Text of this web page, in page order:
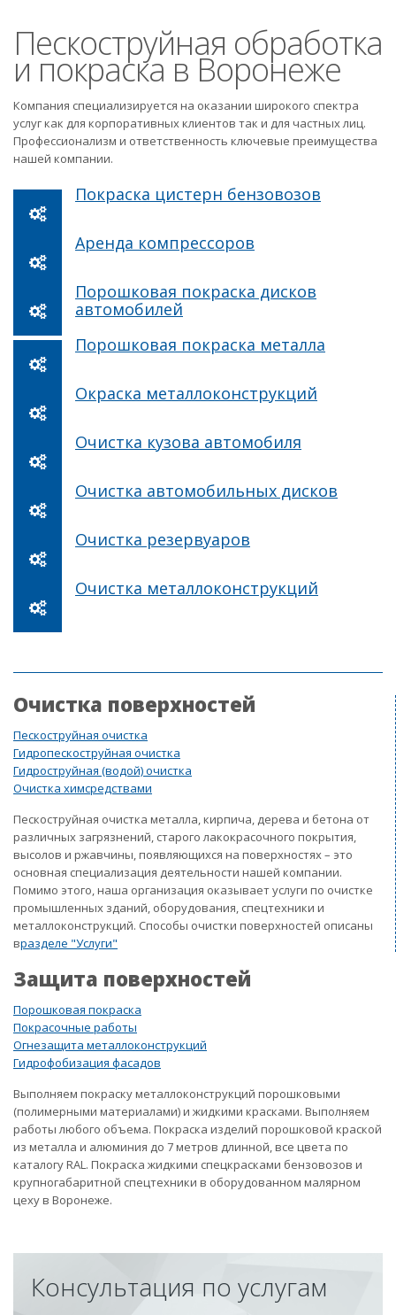
Пескоструйная обработка
и покраска в Воронеже
Компания специализируется на оказании широкого спектра
услуг как для корпоративных клиентов так и для частных лиц.
Профессионализм и ответственность ключевые преимущества
нашей компании.
Покраска цистерн бензовозов
Аренда компрессоров
Порошковая покраска дисков
автомобилей
Порошковая покраска металла
Окраска металлоконструкций
Очистка кузова автомобиля
Очистка автомобильных дисков
Очистка резервуаров
Очистка металлоконструкций
Очистка поверхностей
Пескоструйная очистка
Гидропескоструйная очистка
Гидроструйная (водой) очистка
Очистка химсредствами
Пескоструйная очистка металла, кирпича, дерева и бетона от
различных загрязнений, старого лакокрасочного покрытия,
высолов и ржавчины, появляющихся на поверхностях – это
основная специализация деятельности нашей компании.
Помимо этого, наша организация оказывает услуги по очистке
промышленных зданий, оборудования, спецтехники и
металлоконструкций. Способы очистки поверхностей описаны
вразделе "Услуги"
Защита поверхностей
Порошковая покраска
Покрасочные работы
Огнезащита металлоконструкций
Гидрофобизация фасадов
Выполняем покраску металлоконструкций порошковыми
(полимерными материалами) и жидкими красками. Выполняем
работы любого объема. Покраска изделий порошковой краской
из металла и алюминия до 7 метров длинной, все цвета по
каталогу RAL. Покраска жидкими спецкрасками бензовозов и
крупногабаритной спецтехники в оборудованном малярном
цеху в Воронеже.
Консультация по услугам